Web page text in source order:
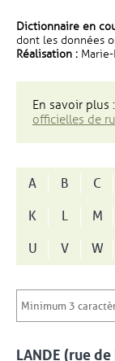
Dictionnaire en
dont les données
Réalisation :
En savoir plus :
officielles de
A B C
K
L M
U
V W
LANDE (rue